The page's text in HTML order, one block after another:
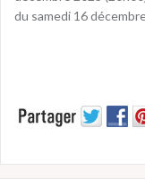
du samedi 16